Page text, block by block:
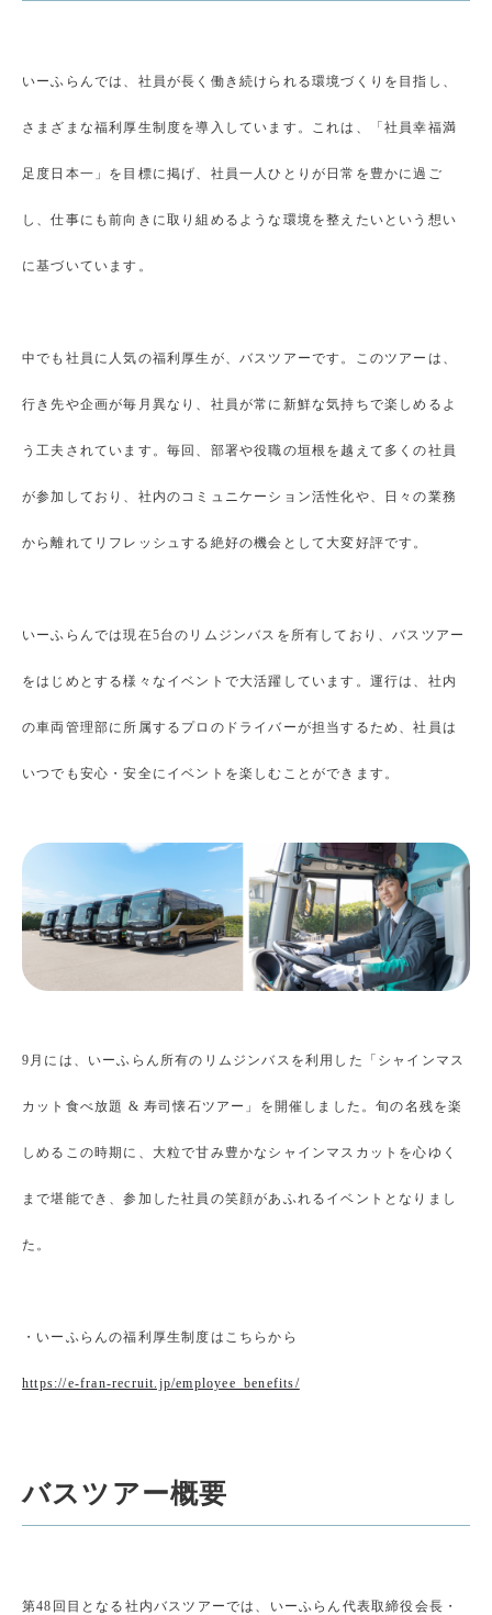
いーふらんでは、社員が長く働き続けられる環境づくりを目指し、
さまざまな福利厚生制度を導入しています。これは、「社員幸福満
足度日本一」を目標に掲げ、社員一人ひとりが日常を豊かに過ご
し、仕事にも前向きに取り組めるような環境を整えたいという想い
に基づいています。
中でも社員に人気の福利厚生が、バスツアーです。このツアーは、
行き先や企画が毎月異なり、社員が常に新鮮な気持ちで楽しめるよ
う工夫されています。毎回、部署や役職の垣根を越えて多くの社員
が参加しており、社内のコミュニケーション活性化や、日々の業務
から離れてリフレッシュする絶好の機会として大変好評です。
いーふらんでは現在5台のリムジンバスを所有しており、バスツアー
をはじめとする様々なイベントで大活躍しています。運行は、社内
の車両管理部に所属するプロのドライバーが担当するため、社員は
いつでも安心・安全にイベントを楽しむことができます。
9月には、いーふらん所有のリムジンバスを利用した「シャインマス
カット食べ放題 & 寿司懐石ツアー」を開催しました。旬の名残を楽
しめるこの時期に、大粒で甘み豊かなシャインマスカットを心ゆく
まで堪能でき、参加した社員の笑顔があふれるイベントとなりまし
た。
・いーふらんの福利厚生制度はこちらから
https://e-fran-recruit.jp/employee_benefits/
バスツアー概要
第48回目となる社内バスツアーでは、いーふらん代表取締役会長・